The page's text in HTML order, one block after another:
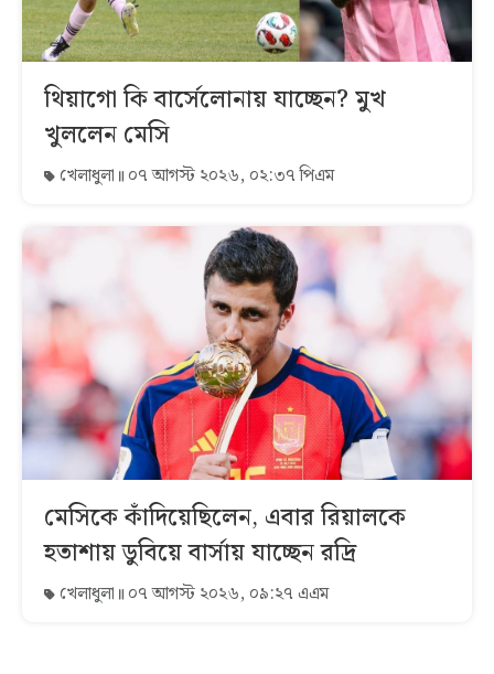
থিয়াগো কি বার্সেলোনায় যাচ্ছেন? মুখ
খুললেন মেসি
খেলাধুলা ০৭ আগস্ট ২০২৬, ০২:৩৭ পিএম
মেসিকে কাঁদিয়েছিলেন, এবার রিয়ালকে
হতাশায় ডুবিয়ে বার্সায় যাচ্ছেন রদ্রি
খেলাধুলা ০৭ আগস্ট ২০২৬, ০৯:২৭ এএম